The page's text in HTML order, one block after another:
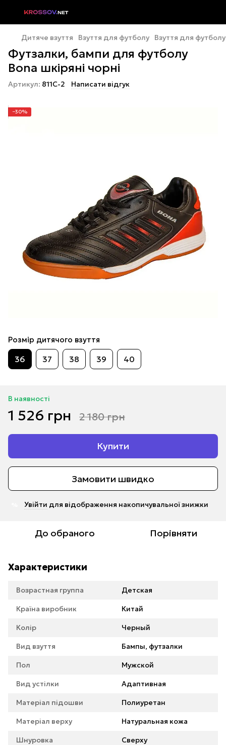
Дитяче взуття Взуття для футболу Взуття для
Футзалки, бампи для футболу
Bona шкіряні чорні
Артикул: 811C-2 Написати відгук
−30%
Розмір дитячого взуття
36 37 38 39 40
В наявності
1 526 грн 2 180 грн
Купити
Замовити швидко
Увійти для відображення накопичувальної знижки
До обраного Порівняти
Характеристики
Возрастная группа Детская
Країна виробник Китай
Колір Черный
Вид взуття Бампы, футзалки
Пол Мужской
Вид устілки Адаптивная
Матеріал підошви Полиуретан
Матеріал верху Натуральная кожа
Шнуровка Сверху